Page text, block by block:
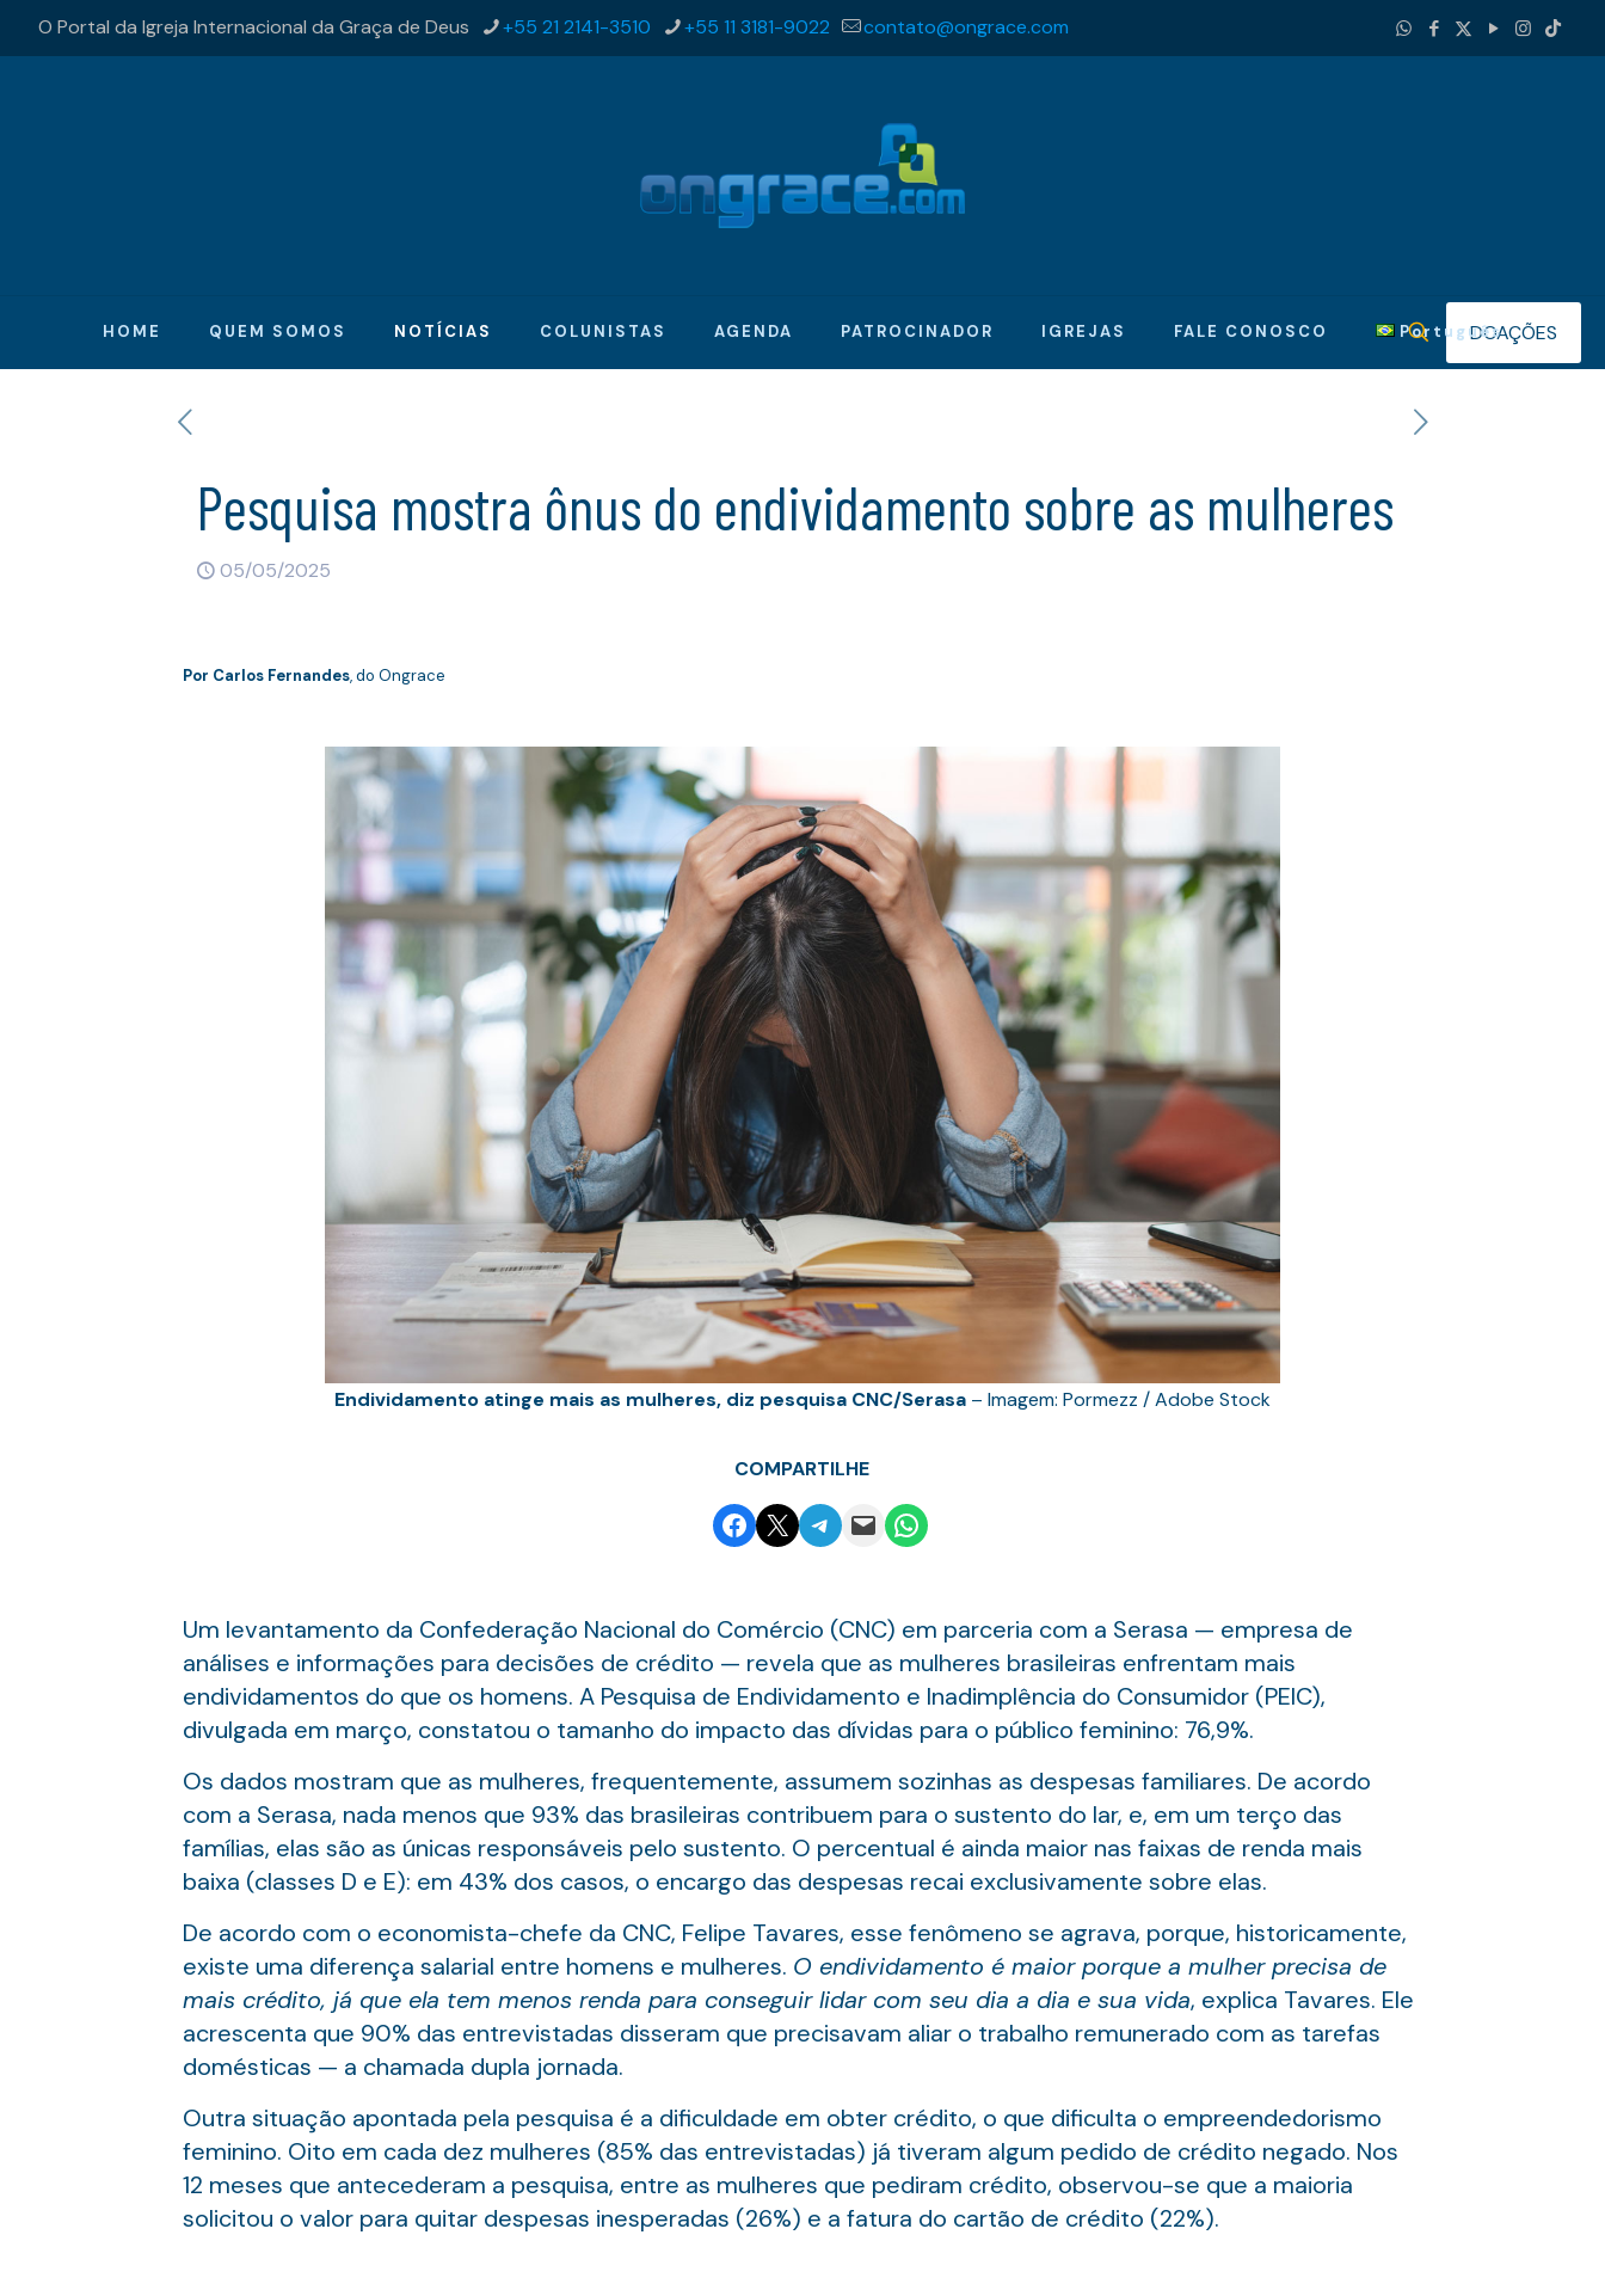
O Portal da Igreja Internacional da Graça de Deus +55 21 2141-3510 +55 11 3181-9022 contato@ongrace.com
HOME QUEM SOMOS NOTÍCIAS COLUNISTAS AGENDA PATROCINADOR IGREJAS FALE CONOSCO PortuguêsDOAÇÕES
Pesquisa mostra ônus do endividamento sobre as mulheres
05/05/2025
Por Carlos Fernandes, do Ongrace
Endividamento atinge mais as mulheres, diz pesquisa CNC/Serasa– Imagem: Pormezz / Adobe Stock
COMPARTILHE
Share on Facebook
Email this PageShare on Telegram
Email this PageShare on WhatsApp
Um levantamento da Confederação Nacional do Comércio (CNC) em parceria com a Serasa — empresa de
análises e informações para decisões de crédito — revela que as mulheres brasileiras enfrentam mais
endividamentos do que os homens. A Pesquisa de Endividamento e Inadimplência do Consumidor (PEIC),
divulgada em março, constatou o tamanho do impacto das dívidas para o público feminino: 76,9%.
Os dados mostram que as mulheres, frequentemente, assumem sozinhas as despesas familiares. De acordo
com a Serasa, nada menos que 93% das brasileiras contribuem para o sustento do lar, e, em um terço das
famílias, elas são as únicas responsáveis pelo sustento. O percentual é ainda maior nas faixas de renda mais
baixa (classes D e E): em 43% dos casos, o encargo das despesas recai exclusivamente sobre elas.
De acordo com o economista-chefe da CNC, Felipe Tavares, esse fenômeno se agrava, porque, historicamente,
existe uma diferença salarial entre homens e mulheres. O endividamento é maior porque a mulher precisa de
mais crédito, já que ela tem menos renda para conseguir lidar com seu dia a dia e sua vida, explica Tavares. Ele
acrescenta que 90% das entrevistadas disseram que precisavam aliar o trabalho remunerado com as tarefas
domésticas — a chamada dupla jornada.
Outra situação apontada pela pesquisa é a dificuldade em obter crédito, o que dificulta o empreendedorismo
feminino. Oito em cada dez mulheres (85% das entrevistadas) já tiveram algum pedido de crédito negado. Nos
12 meses que antecederam a pesquisa, entre as mulheres que pediram crédito, observou-se que a maioria
solicitou o valor para quitar despesas inesperadas (26%) e a fatura do cartão de crédito (22%).